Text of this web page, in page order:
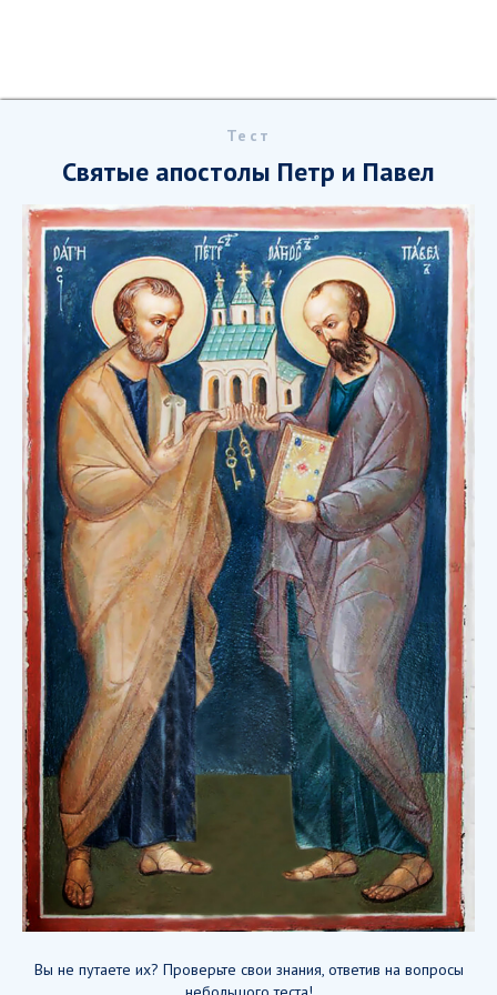
Тест
Святые апостолы Петр и Павел
Вы не путаете их? Проверьте свои знания, ответив на вопросы